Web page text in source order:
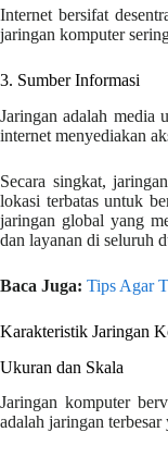
Internet bersifat
jaringan komputer
3. Sumber Informasi
Jaringan adalah media
internet menyediakan
Secara singkat,
lokasi terbatas untuk
jaringan global yang
dan layanan di seluruh
Baca Juga: Tips Agar
Karakteristik Jaringan
Ukuran dan Skala
Jaringan komputer
adalah jaringan